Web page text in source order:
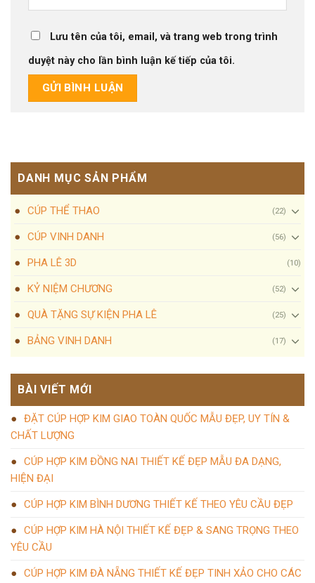
Lưu tên của tôi, email, và trang web trong trình
duyệt này cho lần bình luận kế tiếp của tôi.
DANH MỤC SẢN PHẨM
CÚP THỂ THAO (22)
CÚP VINH DANH (56)
PHA LÊ 3D (10)
KỶ NIỆM CHƯƠNG (52)
QUÀ TẶNG SỰ KIỆN PHA LÊ (25)
BẢNG VINH DANH (17)
BÀI VIẾT MỚI
ĐẶT CÚP HỢP KIM GIAO TOÀN QUỐC MẪU ĐẸP, UY TÍN &
CHẤT LƯỢNG
CÚP HỢP KIM ĐỒNG NAI THIẾT KẾ ĐẸP MẪU ĐA DẠNG,
HIỆN ĐẠI
CÚP HỢP KIM BÌNH DƯƠNG THIẾT KẾ THEO YÊU CẦU ĐẸP
CÚP HỢP KIM HÀ NỘI THIẾT KẾ ĐẸP & SANG TRỌNG THEO
YÊU CẦU
CÚP HỢP KIM ĐÀ NẴNG THIẾT KẾ ĐẸP TINH XẢO CHO CÁC